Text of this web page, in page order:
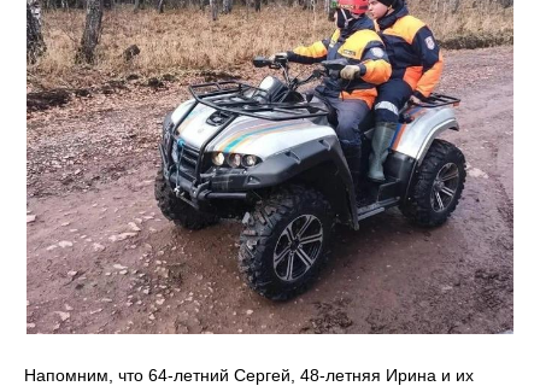
Напомним, что 64-летний Сергей, 48-летняя Ирина и их